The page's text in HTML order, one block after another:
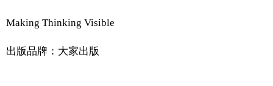
Making Thinking Visible
出版品牌：大家出版